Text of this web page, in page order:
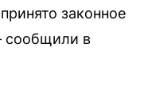
законное
сообщили в